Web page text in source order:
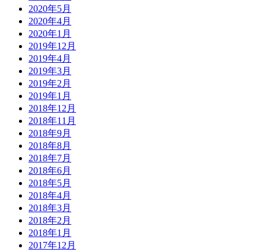
2020年5月
2020年4月
2020年1月
2019年12月
2019年4月
2019年3月
2019年2月
2019年1月
2018年12月
2018年11月
2018年9月
2018年8月
2018年7月
2018年6月
2018年5月
2018年4月
2018年3月
2018年2月
2018年1月
2017年12月